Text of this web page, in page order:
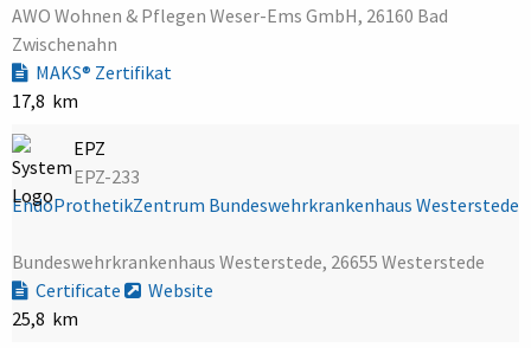
AWO Wohnen & Pflegen Weser-Ems GmbH, 26160 Bad
Zwischenahn
MAKS® Zertifikat
17,8 km
EPZ
EPZ-233
EndoProthetikZentrum Bundeswehrkrankenhaus Westerstede
Bundeswehrkrankenhaus Westerstede, 26655 Westerstede
Certificate
Website
25,8 km